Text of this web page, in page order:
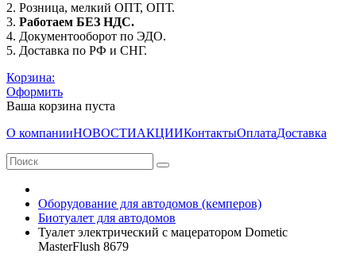
2. Розница, мелкий ОПТ, ОПТ.
3. Работаем БЕЗ НДС.
4. Документооборот по ЭДО.
5. Доставка по РФ и СНГ.
Корзина:
Оформить
Ваша корзина пуста
О компанииНОВОСТИАКЦИИКонтактыОплатаДоставка
Оборудование для автодомов (кемперов)
Биотуалет для автодомов
Туалет электрический с мацератором Dometic
MasterFlush 8679